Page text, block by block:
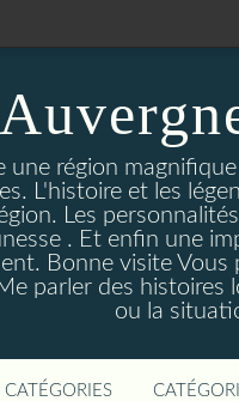
une région
L'histoire et les
Les
. Et enfin une
Bonne visite
parler des histoires
ou la
CATÉGORIES